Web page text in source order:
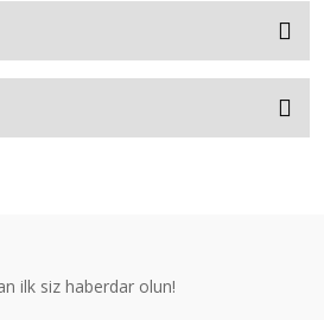
ilk siz haberdar olun!